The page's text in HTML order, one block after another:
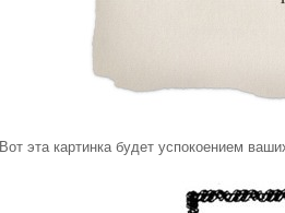
Вот эта картинка будет успокоением